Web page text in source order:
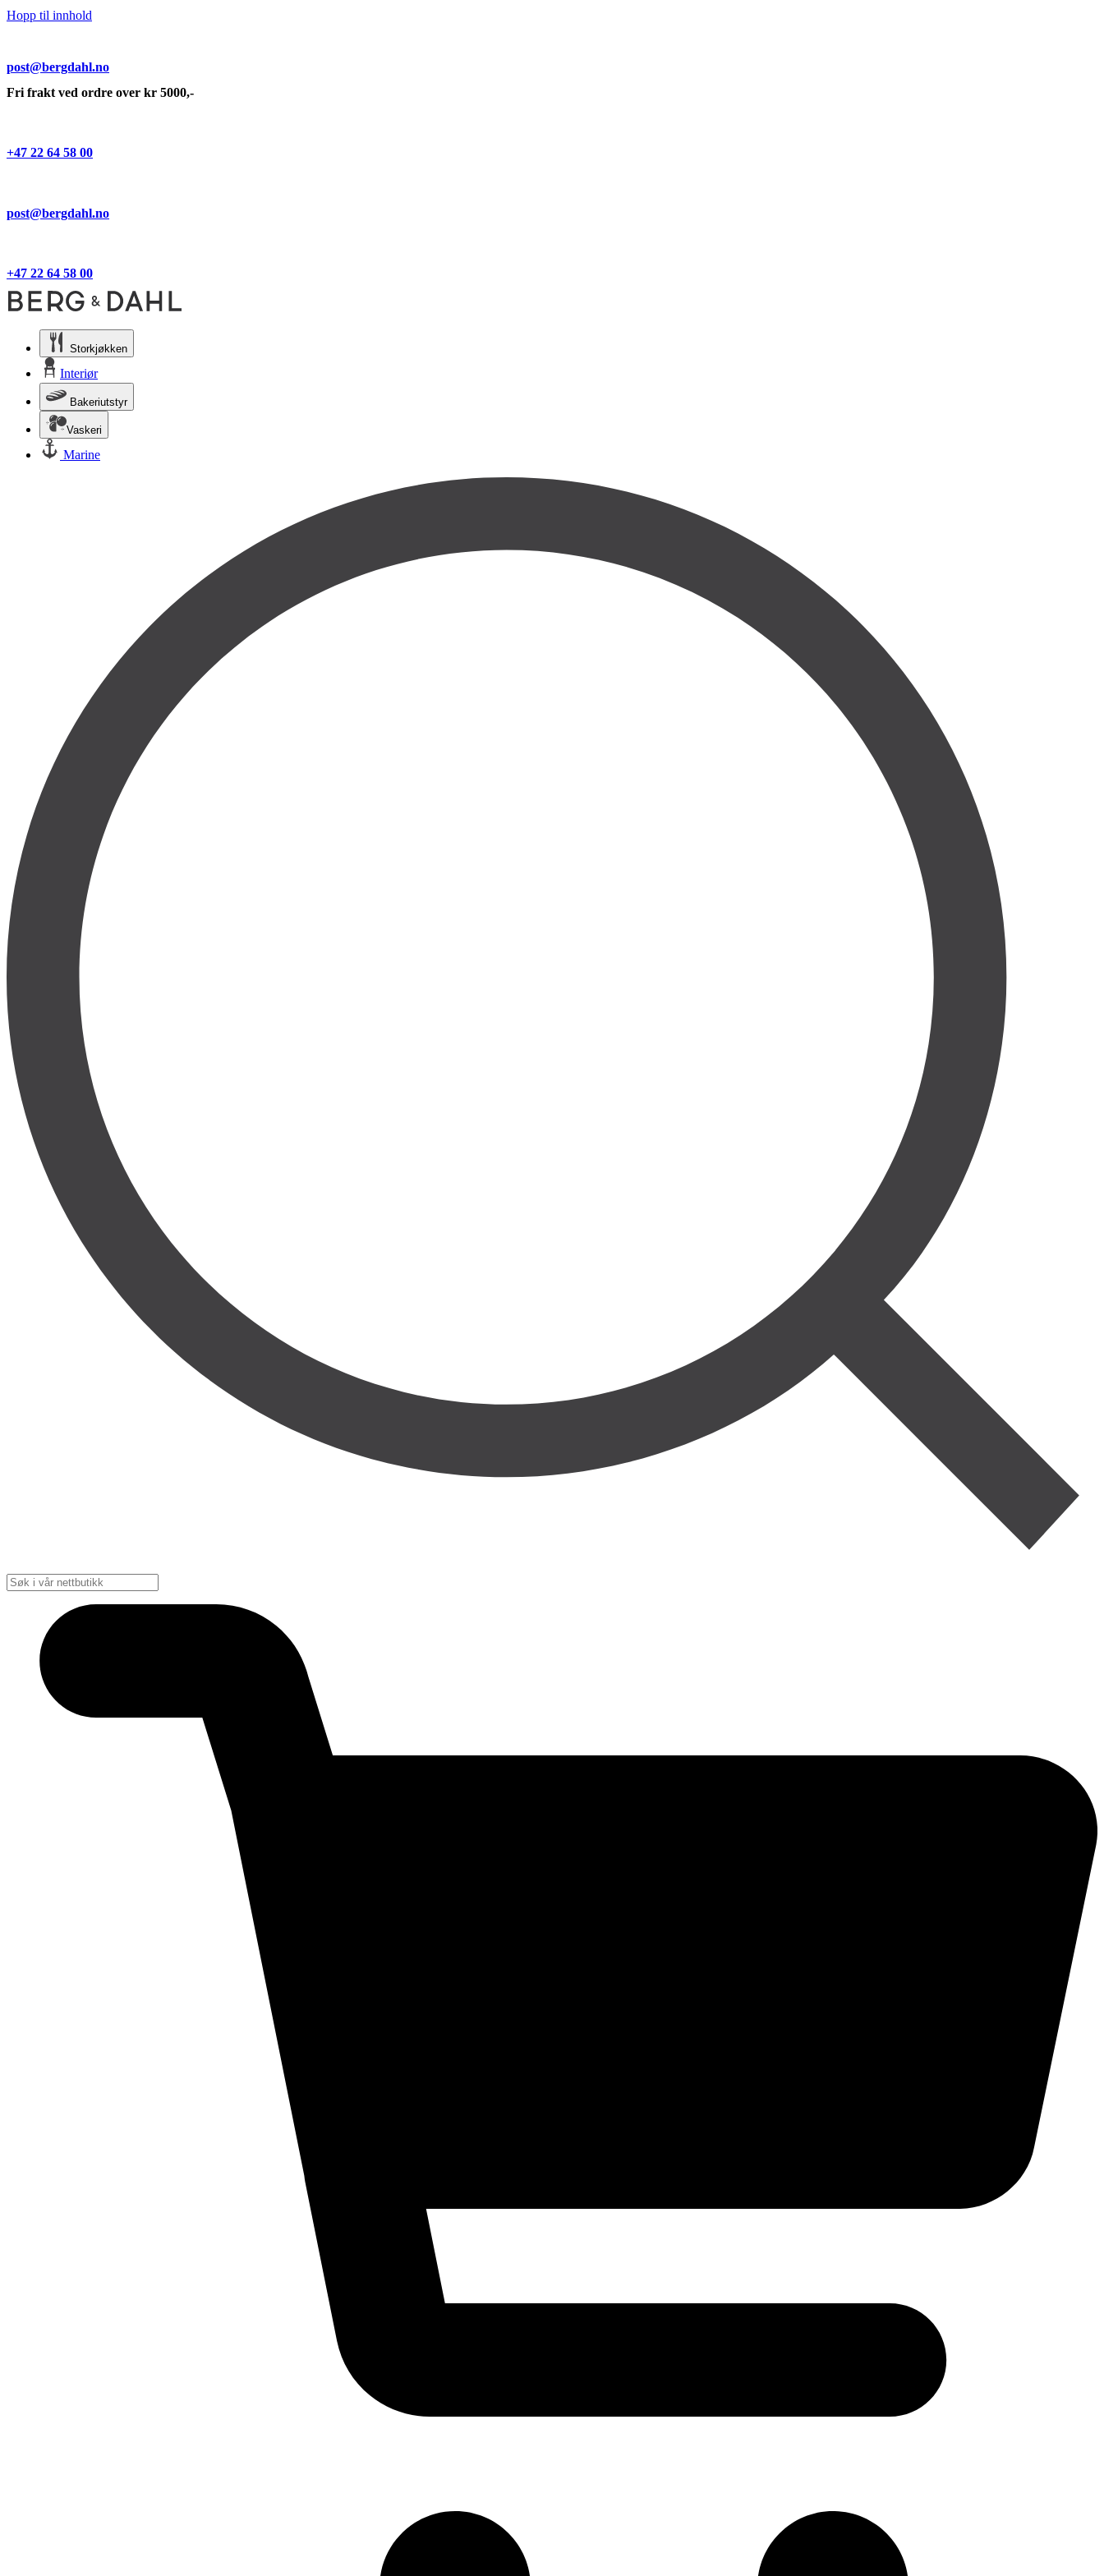
Hopp til innhold
post@bergdahl.no
Fri frakt ved ordre over kr 5000,-
+47 22 64 58 00
post@bergdahl.no
+47 22 64 58 00
Storkjøkken
Interiør
Bakeriutstyr
Vaskeri
Marine